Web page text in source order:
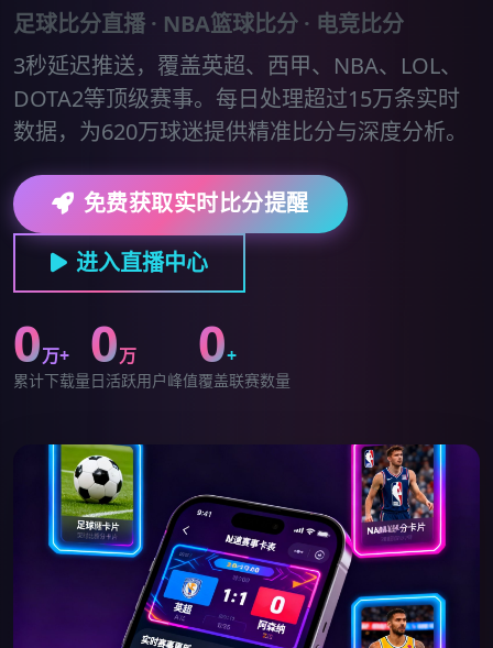
足球比分直播 · NBA篮球比分 · 电竞比分
3秒延迟推送，覆盖英超、西甲、NBA、LOL、
DOTA2等顶级赛事。每日处理超过15万条实时
数据，为620万球迷提供精准比分与深度分析。
免费获取实时比分提醒
进入直播中心
0万+
累计下载量
0万
日活跃用户峰值
0+
覆盖联赛数量